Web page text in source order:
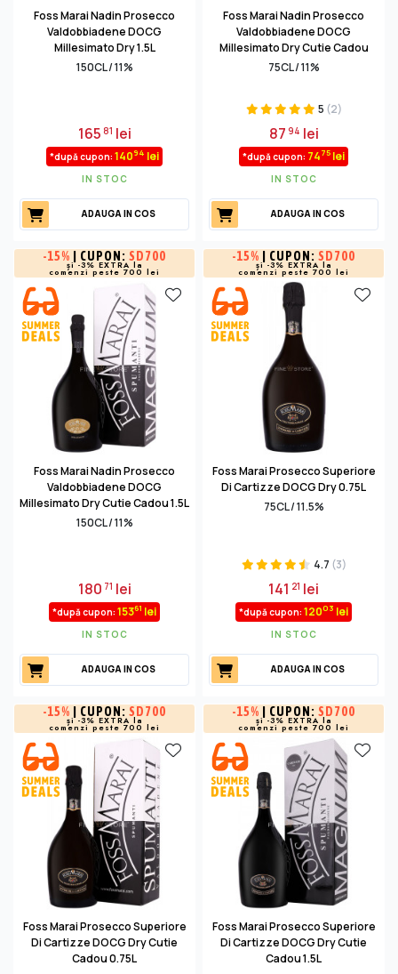
Foss Marai Nadin Prosecco
Valdobbiadene DOCG
Millesimato Dry 1.5L
150CL / 11%
16581 lei
*după cupon: 14094 lei
IN STOC
ADAUGA IN COS
Foss Marai Nadin Prosecco
Valdobbiadene DOCG
Millesimato Dry Cutie Cadou
0.75L
75CL / 11%
5 (2)
8794 lei
*după cupon: 7475 lei
IN STOC
ADAUGA IN COS
-15% | CUPON: SD700
și -3% EXTRA la
comenzi peste 700 lei
Foss Marai Nadin Prosecco
Valdobbiadene DOCG
Millesimato Dry Cutie Cadou 1.5L
150CL / 11%
180 71 lei
*după cupon: 15361 lei
IN STOC
ADAUGA IN COS
-15% | CUPON: SD700
și -3% EXTRA la
comenzi peste 700 lei
Foss Marai Prosecco Superiore
Di Cartizze DOCG Dry 0.75L
75CL / 11.5%
4.7 (3)
141 21 lei
*după cupon: 12003 lei
IN STOC
ADAUGA IN COS
-15% | CUPON: SD700
și -3% EXTRA la
comenzi peste 700 lei
Foss Marai Prosecco Superiore
Di Cartizze DOCG Dry Cutie
Cadou 0.75L
-15% | CUPON: SD700
și -3% EXTRA la
comenzi peste 700 lei
Foss Marai Prosecco Superiore
Di Cartizze DOCG Dry Cutie
Cadou 1.5L